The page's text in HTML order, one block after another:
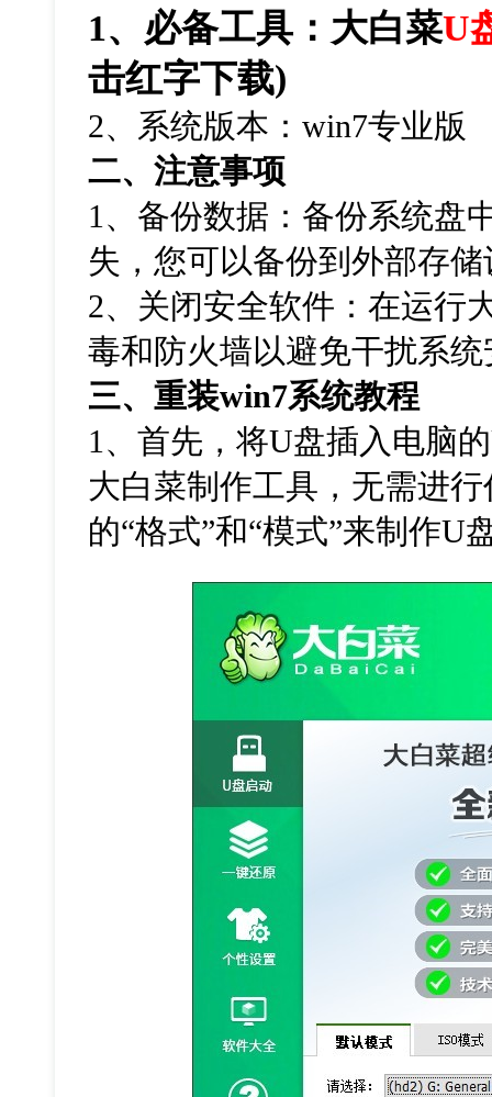
1、必备工具：大白菜U
击红字下载)
2、系统版本：win7专业版
二、注意事项
1 、备份数据：备份系统盘
失，您可以备份到外部存
2、关闭安全软件：在运行
毒和防火墙以避免干扰系
三、重装win7系统教程
1 、首先，将U盘插入电脑的
大白菜制作工具，无需进
的“格式”和“模式”来制作U